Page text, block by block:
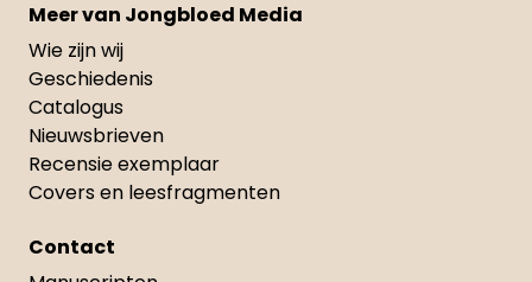
Meer van Jongbloed Media
Wie zijn wij
Geschiedenis
Catalogus
Nieuwsbrieven
Recensie exemplaar
Covers en leesfragmenten
Contact